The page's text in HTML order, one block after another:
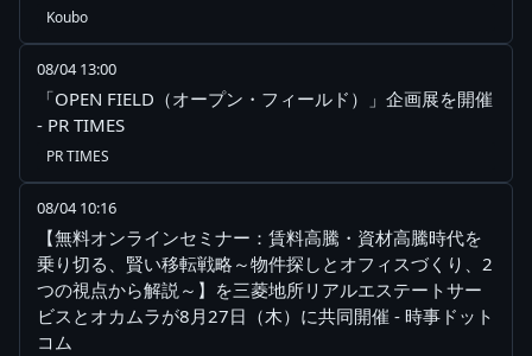
Koubo
08/04 13:00
「OPEN FIELD（オープン・フィールド）」企画展を開催
- PR TIMES
PR TIMES
08/04 10:16
【無料オンラインセミナー：賃料高騰・資材高騰時代を
乗り切る、賢い移転戦略～物件探しとオフィスづくり、2
つの視点から解説～】を三菱地所リアルエステートサー
ビスとオカムラが8月27日（木）に共同開催 - 時事ドット
コム